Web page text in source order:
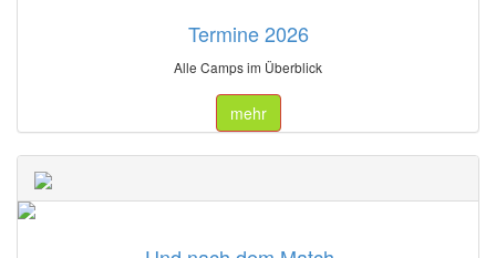
Termine 2026
Alle Camps im Überblick
mehr